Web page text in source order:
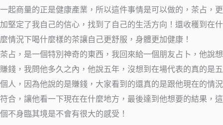
一起商量的正是健康產業，所以這件事情是可以做的，茶占，更
加堅定了我自己的信心，找到了自己的生活方向！還收穫到在什
麼情況下喝什麼樣的茶讓自己更舒服，身體更加健康！
茶占，是一個特別神奇的東西，我回來給一個朋友占卜，他說想
賺錢，我問他多久之內，他說五年，沒想到在場代表的真的是五
個人，因為他說的是賺錢，大家看到的還真的是跟他現在的情況
符合，讓他看一下現在在什麼地方，最後達到他想要的結果，這
個不身臨其境是不會有很大的感受！